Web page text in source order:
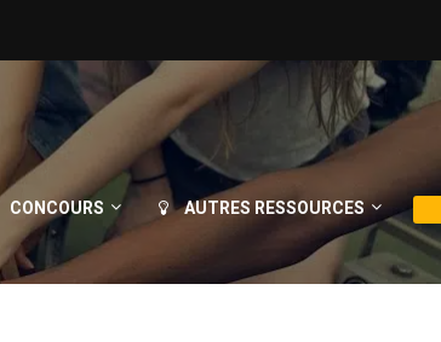
CONCOURS AUTRES RESSOURCES